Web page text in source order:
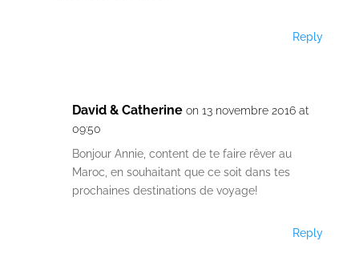
Reply
David & Catherine on 13 novembre 2016 at
09:50
Bonjour Annie, content de te faire rêver au
Maroc, en souhaitant que ce soit dans tes
prochaines destinations de voyage!
Reply